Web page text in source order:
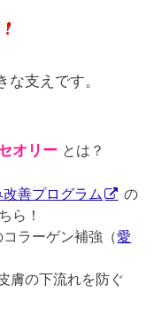
支えです。
オリー とは？
改善プログラム
の
ら！
ラーゲン補強（愛
膚の下流れを防ぐ